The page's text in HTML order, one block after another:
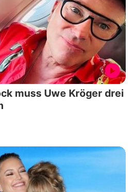
muss Uwe Kröger drei